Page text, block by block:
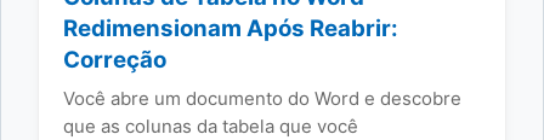
Redimensionam Após Reabrir:
Correção
Você abre um documento do Word e descobre
que as colunas da tabela que você